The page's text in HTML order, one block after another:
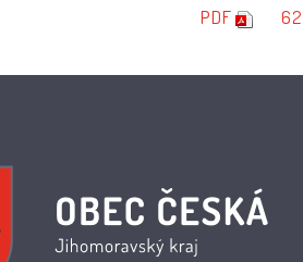
PDF